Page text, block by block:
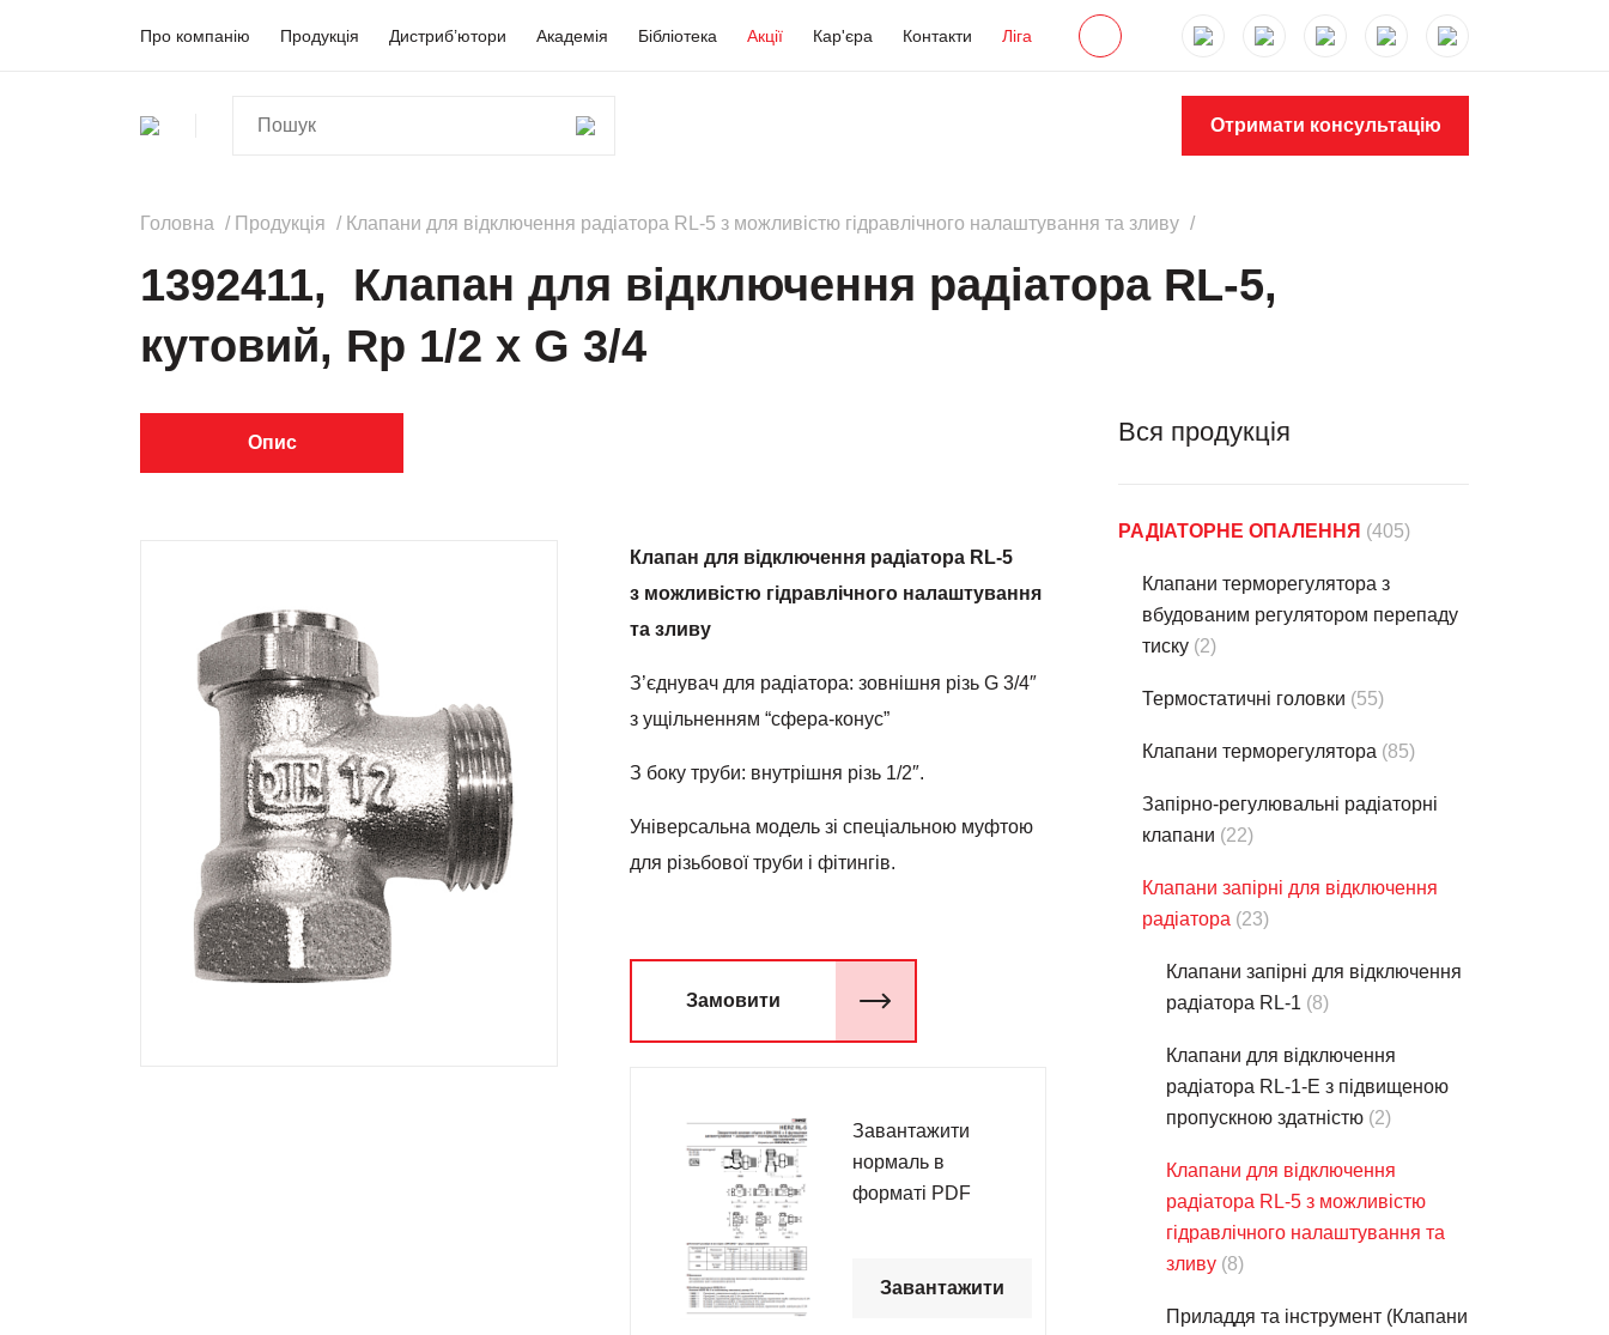
Про компанію Продукція Дистриб’ютори Академія Бібліотека Акції Кар'єра Контакти Ліга
Отримати консультацію
Головна Продукція Клапани для відключення радіатора RL-5 з можливістю гідравлічного налаштування та зливу
1392411, Клапан для відключення радіатора RL-5,
кутовий, Rp 1/2 x G 3/4
Опис
Клапан для відключення радіатора RL-5
з можливістю гідравлічного налаштування
та зливу
З’єднувач для радіатора: зовнішня різь G 3/4″
з ущільненням “сфера-конус”
З боку труби: внутрішня різь 1/2″.
Універсальна модель зі спеціальною муфтою
для різьбової труби і фітингів.
Замовити
Завантажити
нормаль в
форматі PDF
Завантажити
Вся продукція
РАДІАТОРНЕ ОПАЛЕННЯ (405)
Клапани терморегулятора з
вбудованим регулятором перепаду
тиску (2)
Термостатичнi головки (55)
Клапани терморегулятора (85)
Запірно-регулювальні радіаторні
клапани (22)
Клапани запірні для відключення
радіатора (23)
Клапани запірні для відключення
радіатора RL-1 (8)
Клапани для відключення
радіатора RL-1-E з підвищеною
пропускною здатністю (2)
Клапани для відключення
радіатора RL-5 з можливістю
гідравлічного налаштування та
зливу (8)
Приладдя та інструмент (Клапани